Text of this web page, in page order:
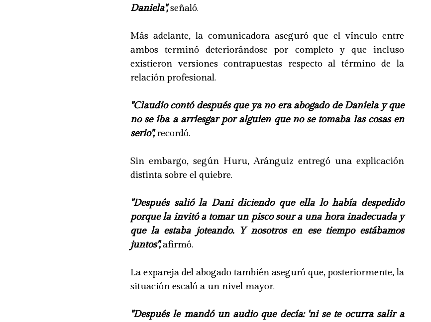
Daniela", señaló.
Más adelante, la comunicadora aseguró que el vínculo entre
ambos terminó deteriorándose por completo y que incluso
existieron versiones contrapuestas respecto al término de la
relación profesional.
"Claudio contó después que ya no era abogado de Daniela y que
no se iba a arriesgar por alguien que no se tomaba las cosas en
serio",recordó.
Sin embargo, según Huru, Aránguiz entregó una explicación
distinta sobre el quiebre.
"Después salió la Dani diciendo que ella lo había despedido
porque la invitó a tomar un pisco sour a una hora inadecuada y
que la estaba joteando. Y nosotros en ese tiempo estábamos
juntos",afirmó.
La expareja del abogado también aseguró que, posteriormente, la
situación escaló a un nivel mayor.
"Después le mandó un audio que decía: 'ni se te ocurra salir a